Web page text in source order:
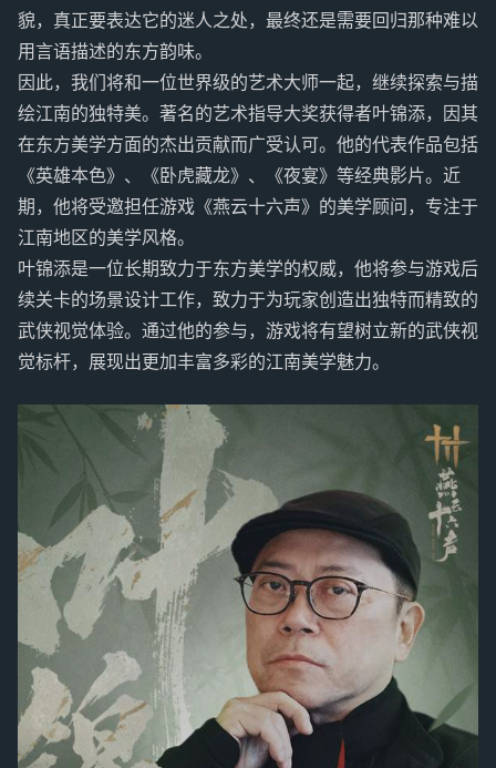
貌，真正要表达它的迷人之处，最终还是需要回归那种难以
用言语描述的东方韵味。
因此，我们将和一位世界级的艺术大师一起，继续探索与描
绘江南的独特美。著名的艺术指导大奖获得者叶锦添，因其
在东方美学方面的杰出贡献而广受认可。他的代表作品包括
《英雄本色》、《卧虎藏龙》、《夜宴》等经典影片。近
期，他将受邀担任游戏《燕云十六声》的美学顾问，专注于
江南地区的美学风格。
叶锦添是一位长期致力于东方美学的权威，他将参与游戏后
续关卡的场景设计工作，致力于为玩家创造出独特而精致的
武侠视觉体验。通过他的参与，游戏将有望树立新的武侠视
觉标杆，展现出更加丰富多彩的江南美学魅力。